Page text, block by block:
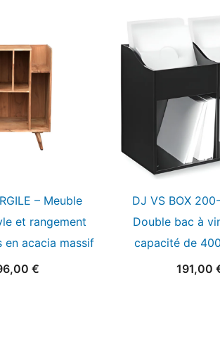
– Meuble
et rangement
en acacia massif
€
DJ VS BOX
Double bac à
capacité de
191,00